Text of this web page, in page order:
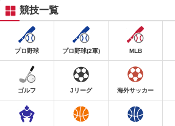
競技一覧
プロ野球 プロ野球(2軍) MLB
ゴルフ Jリーグ 海外サッカー